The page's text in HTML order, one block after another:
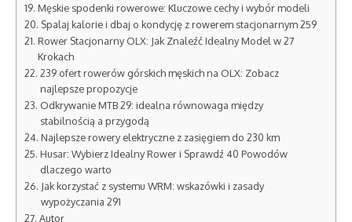
Męskie spodenki rowerowe: Kluczowe cechy i wybór modeli
Spalaj kalorie i dbaj o kondycję z rowerem stacjonarnym 259
Rower Stacjonarny OLX: Jak Znaleźć Idealny Model w 27
Krokach
239 ofert rowerów górskich męskich na OLX: Zobacz
najlepsze propozycje
Odkrywanie MTB 29: idealna równowaga między
stabilnością a przygodą
Najlepsze rowery elektryczne z zasięgiem do 230 km
Husar: Wybierz Idealny Rower i Sprawdź 40 Powodów
dlaczego warto
Jak korzystać z systemu WRM: wskazówki i zasady
wypożyczania 291
Autor